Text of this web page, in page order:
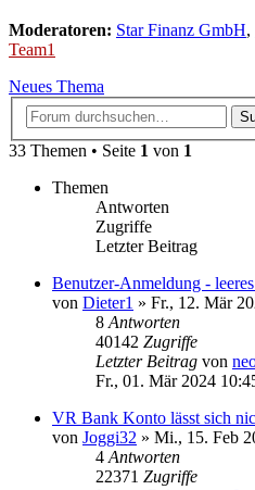
Moderatoren: Star Finanz GmbH,
Team1
Neues Thema
33 Themen • Seite 1 von 1
Themen
Antworten
Zugriffe
Letzter Beitrag
Benutzer-Anmeldung -
von Dieter1 » Fr., 12. Mär
8 Antworten
40142 Zugriffe
Letzter Beitrag von
Fr., 01. Mär 2024
VR Bank Konto lässt sich
von Joggi32 » Mi., 15. Feb
4 Antworten
22371 Zugriffe